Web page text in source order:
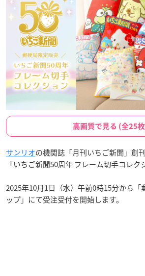
高画質で見る (全25
サンリオの機関誌「月刊いちご新聞」創
「いちご新聞50周年 フレーム切手コレク
2025年10月1日（水）午前0時15分から「
ップ」にて受注受付を開始します。